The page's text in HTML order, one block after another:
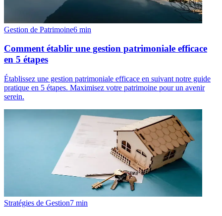
Gestion de Patrimoine6 min
Comment établir une gestion patrimoniale efficace
en 5 étapes
Établissez une gestion patrimoniale efficace en suivant notre guide
pratique en 5 étapes. Maximisez votre patrimoine pour un avenir
serein.
Stratégies de Gestion7 min